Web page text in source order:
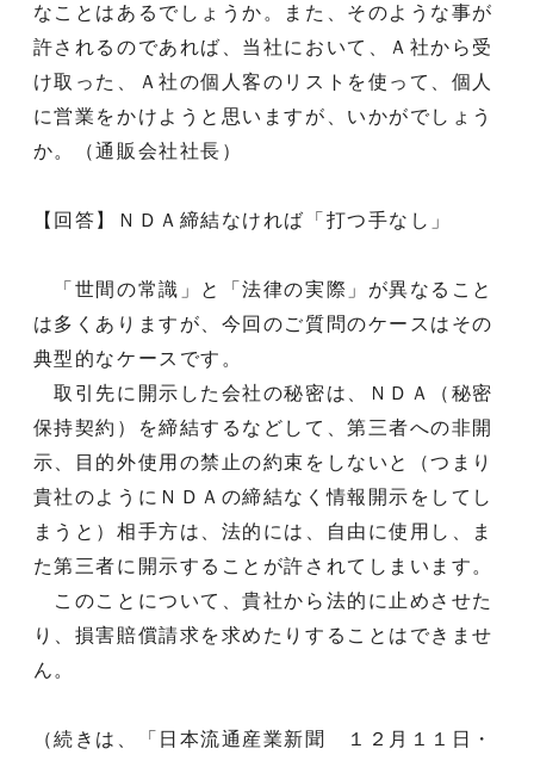
なことはあるでしょうか。また、そのような事が
許されるのであれば、当社において、Ａ社から受
け取った、Ａ社の個人客のリストを使って、個人
に営業をかけようと思いますが、いかがでしょう
か。（通販会社社長）
【回答】ＮＤＡ締結なければ「打つ手なし」
「世間の常識」と「法律の実際」が異なること
は多くありますが、今回のご質問のケースはその
典型的なケースです。
取引先に開示した会社の秘密は、ＮＤＡ（秘密
保持契約）を締結するなどして、第三者への非開
示、目的外使用の禁止の約束をしないと（つまり
貴社のようにＮＤＡの締結なく情報開示をしてし
まうと）相手方は、法的には、自由に使用し、ま
た第三者に開示することが許されてしまいます。
このことについて、貴社から法的に止めさせた
り、損害賠償請求を求めたりすることはできませ
ん。
（続きは、「日本流通産業新聞 １２月１１日・